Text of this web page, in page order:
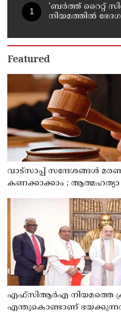
'ബർത്ത് റൈറ്റ്
നിയമത്തിൽ
Featured
വാട്സാപ്പ് സന്ദേശങ്ങൾ
കണക്കാക്കാം ; ആത്മഹത്യാ
എഫ്‌സിആര്‍എ നിയമത്തെ
എന്തുകൊണ്ടാണ്